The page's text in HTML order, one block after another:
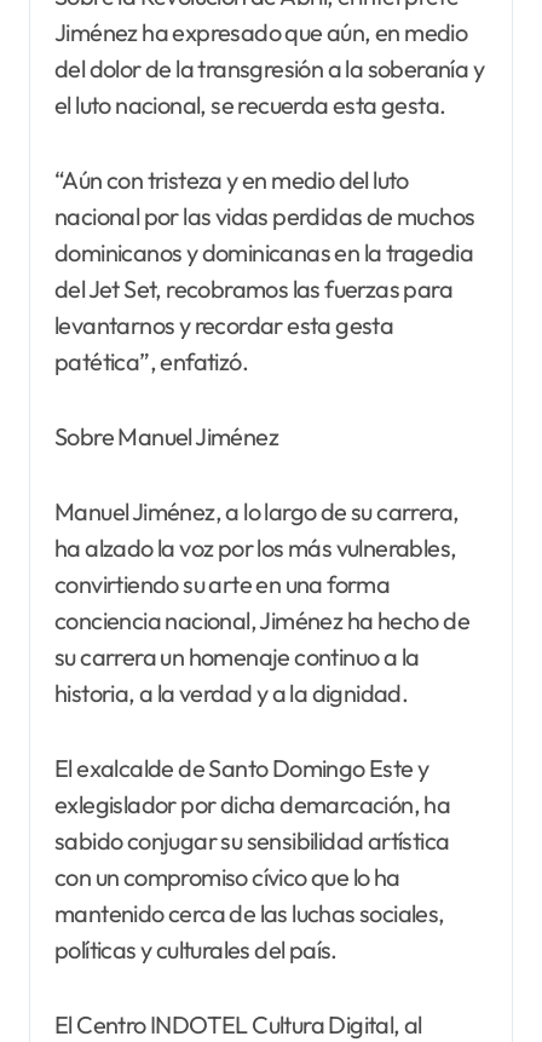
Jiménez ha expresado que aún, en medio
del dolor de la transgresión a la soberanía y
el luto nacional, se recuerda esta gesta.
“Aún con tristeza y en medio del luto
nacional por las vidas perdidas de muchos
dominicanos y dominicanas en la tragedia
del Jet Set, recobramos las fuerzas para
levantarnos y recordar esta gesta
patética”, enfatizó.
Sobre Manuel Jiménez
Manuel Jiménez, a lo largo de su carrera,
ha alzado la voz por los más vulnerables,
convirtiendo su arte en una forma
conciencia nacional, Jiménez ha hecho de
su carrera un homenaje continuo a la
historia, a la verdad y a la dignidad.
El exalcalde de Santo Domingo Este y
exlegislador por dicha demarcación, ha
sabido conjugar su sensibilidad artística
con un compromiso cívico que lo ha
mantenido cerca de las luchas sociales,
políticas y culturales del país.
El Centro INDOTEL Cultura Digital, al